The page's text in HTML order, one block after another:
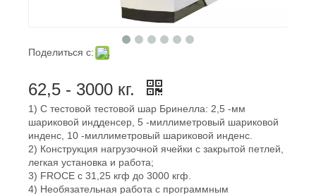
62,5 - 3000 кг.
1) С тестовой тестовой шар Бринелла: 2,5 -мм
шариковой индденсер, 5 -миллиметровый шариковой
инденс, 10 -миллиметровый шариковой инденс.
2) Конструкция нагрузочной ячейки с закрытой петлей,
легкая установка и работа;
3) FROCE с 31,25 кгф до 3000 кгф.